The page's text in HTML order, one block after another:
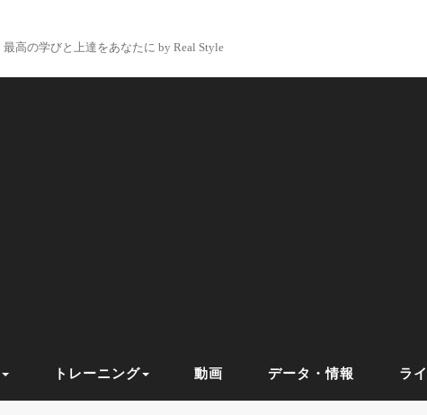
最高の学びと上達をあなたに by Real Style
トレーニング 動画 データ・情報 ラ